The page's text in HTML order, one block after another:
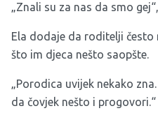
„Znali su za nas da smo
Ela dodaje da roditelji često
što im djeca nešto saopšte.
„Porodica uvijek nekako
da čovjek nešto i progovori.“